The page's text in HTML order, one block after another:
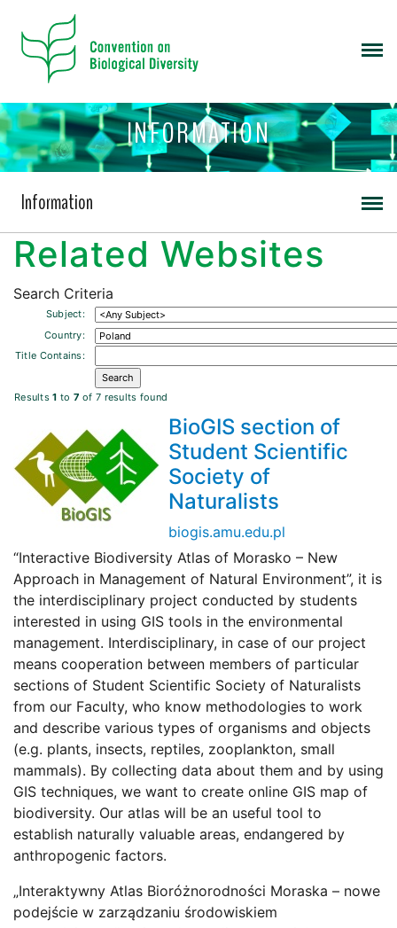
INFORMATION
Information
Related Websites
Search Criteria
Subject:
Country:
Title Contains:
Results1 to 7 of 7 results found
BioGIS section of
Student Scientific
Society of
Naturalists
biogis.amu.edu.pl
“Interactive Biodiversity Atlas of Morasko – New
Approach in Management of Natural Environment”, it is
the interdisciplinary project conducted by students
interested in using GIS tools in the environmental
management. Interdisciplinary, in case of our project
means cooperation between members of particular
sections of Student Scientific Society of Naturalists
from our Faculty, who know methodologies to work
and describe various types of organisms and objects
(e.g. plants, insects, reptiles, zooplankton, small
mammals). By collecting data about them and by using
GIS techniques, we want to create online GIS map of
biodiversity. Our atlas will be an useful tool to
establish naturally valuable areas, endangered by
anthropogenic factors.
„Interaktywny Atlas Bioróżnorodności Moraska – nowe
podejście w zarządzaniu środowiskiem